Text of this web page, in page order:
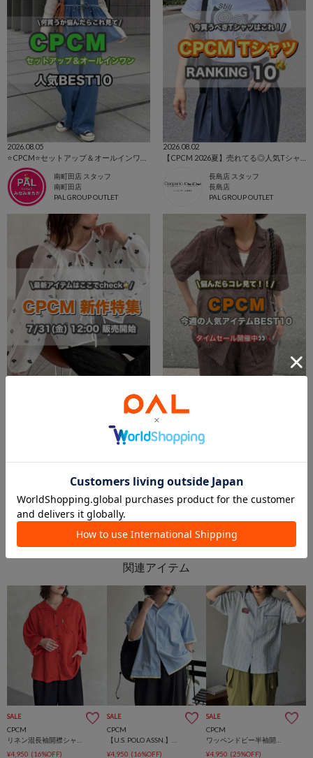
2026.08.05
南町田店 スタッフ
南町田店
PAL GROUP OUTLET
2026.08.02
長島店 スタッフ
長島店
PAL GROUP OUTLET
【CPCM 2026夏】7/31(fri)販売開始の新作アイテムまとめ🌼
2026.08.01
CPCM今週のTOP10🎉TIMESALE開催中‼️
SALE
CPCM
¥4,950 (16%OFF)
SALE
CPCM
¥4,950 (16%OFF)
SALE
CPCM
¥4,950 (25%OFF)